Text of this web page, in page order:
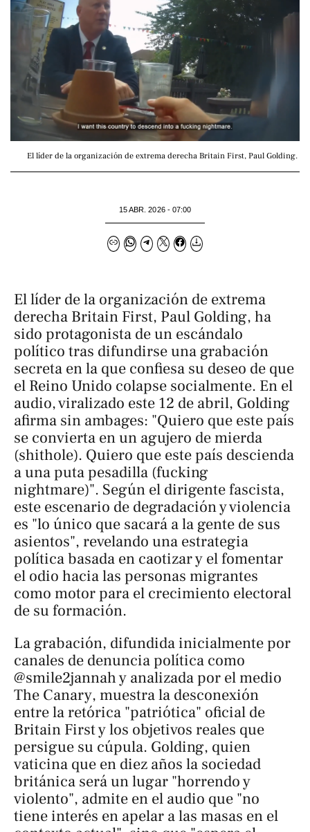
El líder de la organización de extrema derecha Britain First, Paul Golding.
15 ABR. 2026 - 07:00
El líder de la organización de extrema
derecha Britain First, Paul Golding, ha
sido protagonista de un escándalo
político tras difundirse una grabación
secreta en la que confiesa su deseo de que
el Reino Unido colapse socialmente. En el
audio, viralizado este 12 de abril, Golding
afirma sin ambages: "Quiero que este país
se convierta en un agujero de mierda
(shithole). Quiero que este país descienda
a una puta pesadilla (fucking
nightmare)". Según el dirigente fascista,
este escenario de degradación y violencia
es "lo único que sacará a la gente de sus
asientos", revelando una estrategia
política basada en caotizar y el fomentar
el odio hacia las personas migrantes
como motor para el crecimiento electoral
de su formación.
La grabación, difundida inicialmente por
canales de denuncia política como
@smile2jannah y analizada por el medio
The Canary, muestra la desconexión
entre la retórica "patriótica" oficial de
Britain First y los objetivos reales que
persigue su cúpula. Golding, quien
vaticina que en diez años la sociedad
británica será un lugar "horrendo y
violento", admite en el audio que "no
tiene interés en apelar a las masas en el